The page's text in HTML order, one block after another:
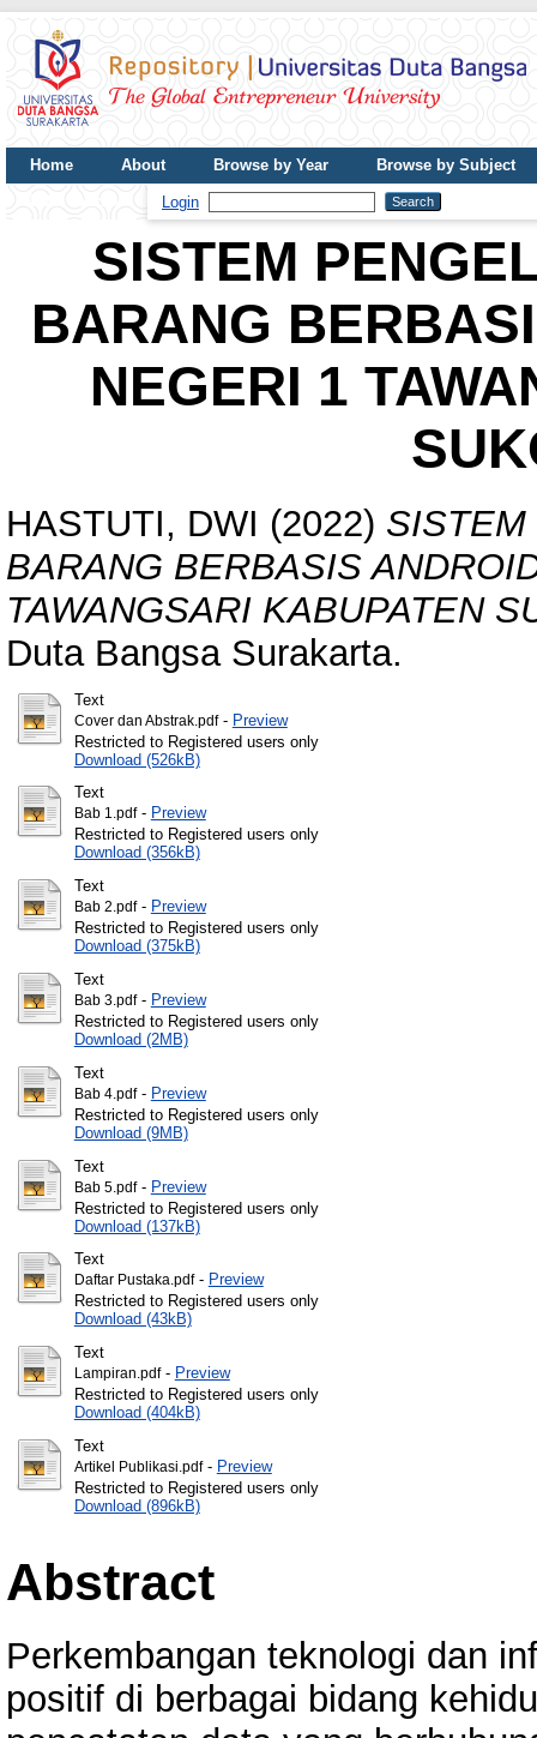
Home About Browse by Year
Browse by Subject
Login
SISTEM
BARANG
NEGERI 1
HASTUTI, DWI (2022) SISTEM
BARANG BERBASIS
TAWANGSARI KABUPATEN
Duta Bangsa Surakarta.
Text
Cover dan Abstrak.pdf- Preview
Restricted to Registered users only
Download (526kB)
Text
Bab 1.pdf- Preview
Restricted to Registered users only
Download (356kB)
Text
Bab 2.pdf- Preview
Restricted to Registered users only
Download (375kB)
Text
Bab 3.pdf- Preview
Restricted to Registered users only
Download (2MB)
Text
Bab 4.pdf- Preview
Restricted to Registered users only
Download (9MB)
Text
Bab 5.pdf- Preview
Restricted to Registered users only
Download (137kB)
Text
Daftar Pustaka.pdf- Preview
Restricted to Registered users only
Download (43kB)
Text
Lampiran.pdf- Preview
Restricted to Registered users only
Download (404kB)
Text
Artikel Publikasi.pdf- Preview
Restricted to Registered users only
Download (896kB)
Abstract
Perkembangan teknologi dan
positif di berbagai bidang